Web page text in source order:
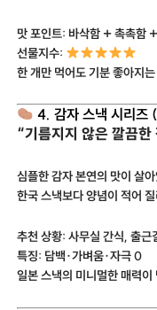
맛 포인트: 바삭함 + 촉촉함
선물지수:
한 개만 먹어도 기분 좋아지
4. 감자 스낵 시리즈
“기름지지 않은 깔끔한
심플한 감자 본연의 맛이 살
한국 스낵보다 양념이 적어
추천 상황: 사무실 간식, 출근
특징: 담백·가벼움·자극 0
일본 스낵의 미니멀한 매력이